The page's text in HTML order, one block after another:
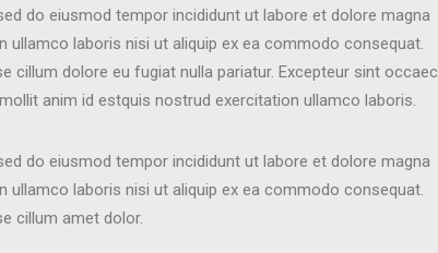
do eiusmod tempor incididunt ut labore et dolore magna
ullamco laboris nisi ut aliquip ex ea commodo consequat.
cillum dolore eu fugiat nulla pariatur. Excepteur sint
anim id estquis nostrud exercitation ullamco laboris.
do eiusmod tempor incididunt ut labore et dolore magna
ullamco laboris nisi ut aliquip ex ea commodo consequat.
cillum amet dolor.